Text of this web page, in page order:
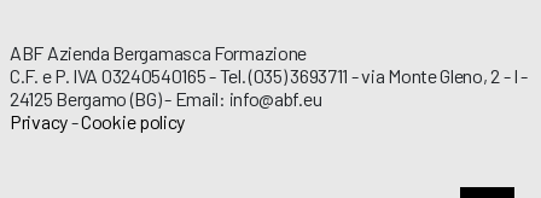
ABF Azienda Bergamasca Formazione
C.F. e P. IVA 03240540165 - Tel. (035) 3693711 - via Monte Gleno, 2 - I -
24125 Bergamo (BG) - Email: info@abf.eu
Privacy-Cookie policy